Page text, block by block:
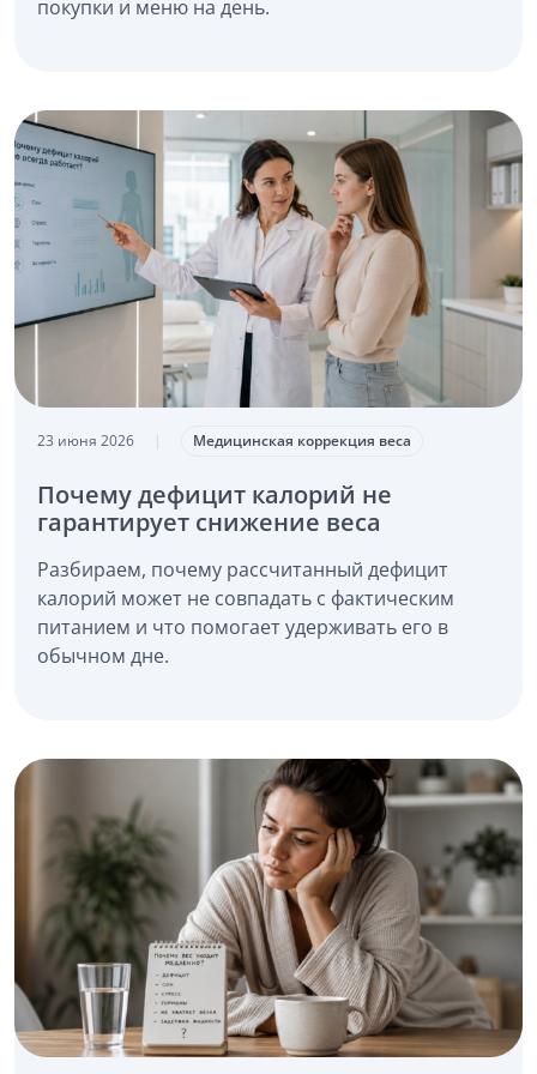
покупки и меню на день.
23 июня 2026 | Медицинская коррекция веса
Почему дефицит калорий не
гарантирует снижение веса
Разбираем, почему рассчитанный дефицит
калорий может не совпадать с фактическим
питанием и что помогает удерживать его в
обычном дне.